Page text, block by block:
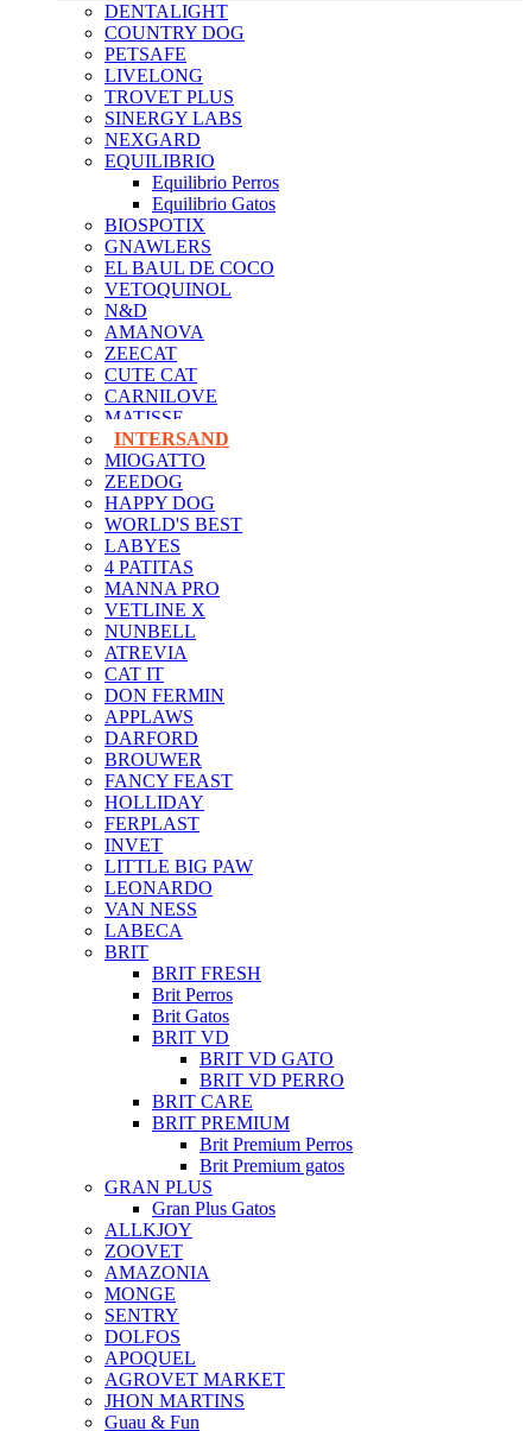
DENTALIGHT
COUNTRY DOG
PETSAFE
LIVELONG
TROVET PLUS
SINERGY LABS
NEXGARD
EQUILIBRIO
Equilibrio Perros
Equilibrio Gatos
BIOSPOTIX
GNAWLERS
EL BAUL DE COCO
VETOQUINOL
N&D
AMANOVA
ZEECAT
CUTE CAT
CARNILOVE
MATISSE
INTERSAND
MIOGATTO
ZEEDOG
HAPPY DOG
WORLD'S BEST
LABYES
4 PATITAS
MANNA PRO
VETLINE X
NUNBELL
ATREVIA
CAT IT
DON FERMIN
APPLAWS
DARFORD
BROUWER
FANCY FEAST
HOLLIDAY
FERPLAST
INVET
LITTLE BIG PAW
LEONARDO
VAN NESS
LABECA
BRIT
BRIT FRESH
Brit Perros
Brit Gatos
BRIT VD
BRIT VD GATO
BRIT VD PERRO
BRIT CARE
BRIT PREMIUM
Brit Premium Perros
Brit Premium gatos
GRAN PLUS
Gran Plus Gatos
ALLKJOY
ZOOVET
AMAZONIA
MONGE
SENTRY
DOLFOS
APOQUEL
AGROVET MARKET
JHON MARTINS
Guau & Fun